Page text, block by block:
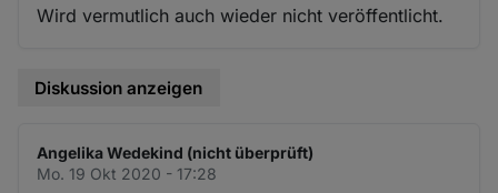
Wird vermutlich auch wieder nicht veröffentlicht.
Diskussion anzeigen
Angelika Wedekind (nicht überprüft)
Mo. 19 Okt 2020 - 17:28